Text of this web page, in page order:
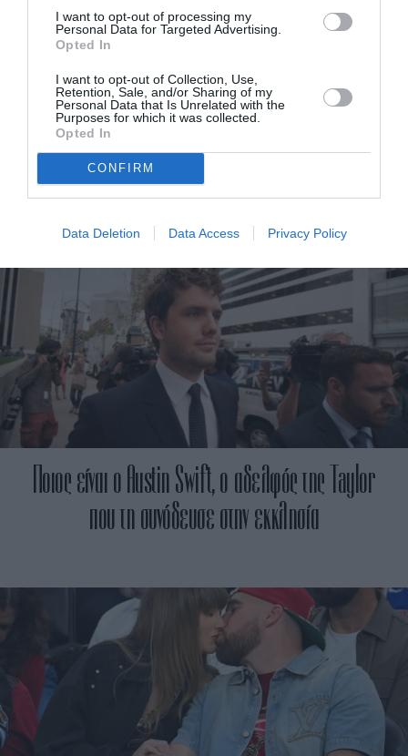
I want to opt-out of processing my
Personal Data for Targeted Advertising.
Opted In
I want to opt-out of Collection, Use,
Retention, Sale, and/or Sharing of my
Personal Data that Is Unrelated with the
Purposes for which it was collected.
Opted In
CONFIRM
Data Deletion Data Access Privacy Policy
Ο Λευκός Οίκος σχολίασε τον γάμο της Taylor Swift
και του Travis Kelce
Ποιος είναι ο Austin Swift, ο αδελφός της Taylor
που τη συνόδευσε στην εκκλησία